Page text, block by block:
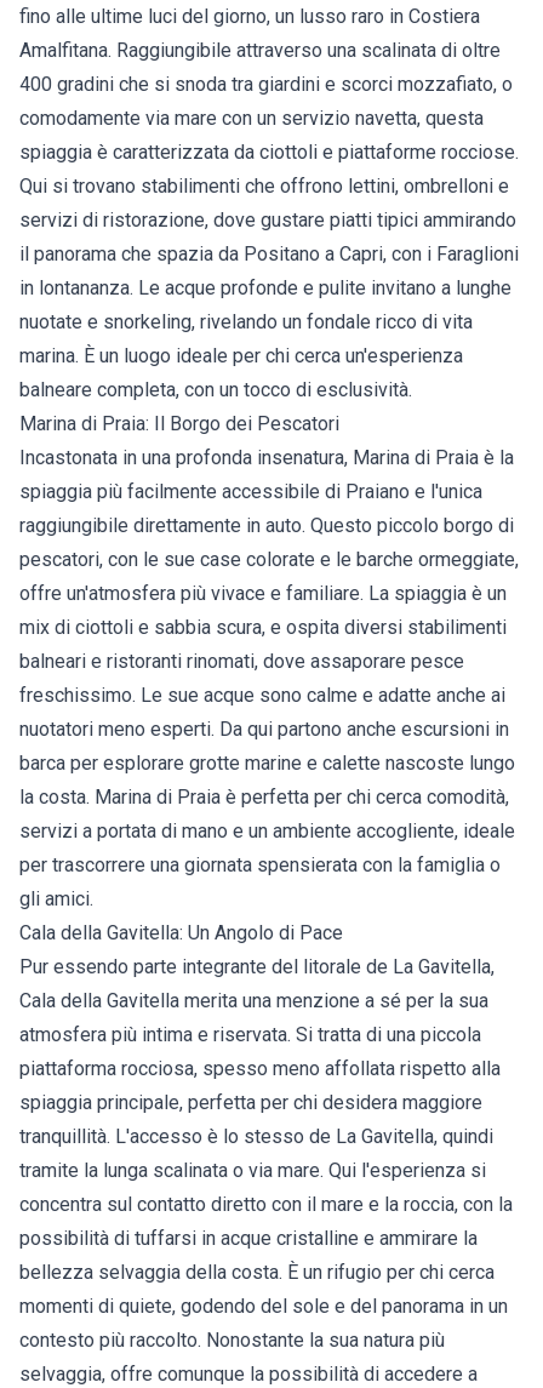
fino alle ultime luci del giorno, un lusso raro in Costiera
Amalfitana. Raggiungibile attraverso una scalinata di oltre
400 gradini che si snoda tra giardini e scorci mozzafiato, o
comodamente via mare con un servizio navetta, questa
spiaggia è caratterizzata da ciottoli e piattaforme rocciose.
Qui si trovano stabilimenti che offrono lettini, ombrelloni e
servizi di ristorazione, dove gustare piatti tipici ammirando
il panorama che spazia da Positano a Capri, con i Faraglioni
in lontananza. Le acque profonde e pulite invitano a lunghe
nuotate e snorkeling, rivelando un fondale ricco di vita
marina. È un luogo ideale per chi cerca un'esperienza
balneare completa, con un tocco di esclusività.
Marina di Praia: Il Borgo dei Pescatori
Incastonata in una profonda insenatura, Marina di Praia è la
spiaggia più facilmente accessibile di Praiano e l'unica
raggiungibile direttamente in auto. Questo piccolo borgo di
pescatori, con le sue case colorate e le barche ormeggiate,
offre un'atmosfera più vivace e familiare. La spiaggia è un
mix di ciottoli e sabbia scura, e ospita diversi stabilimenti
balneari e ristoranti rinomati, dove assaporare pesce
freschissimo. Le sue acque sono calme e adatte anche ai
nuotatori meno esperti. Da qui partono anche escursioni in
barca per esplorare grotte marine e calette nascoste lungo
la costa. Marina di Praia è perfetta per chi cerca comodità,
servizi a portata di mano e un ambiente accogliente, ideale
per trascorrere una giornata spensierata con la famiglia o
gli amici.
Cala della Gavitella: Un Angolo di Pace
Pur essendo parte integrante del litorale de La Gavitella,
Cala della Gavitella merita una menzione a sé per la sua
atmosfera più intima e riservata. Si tratta di una piccola
piattaforma rocciosa, spesso meno affollata rispetto alla
spiaggia principale, perfetta per chi desidera maggiore
tranquillità. L'accesso è lo stesso de La Gavitella, quindi
tramite la lunga scalinata o via mare. Qui l'esperienza si
concentra sul contatto diretto con il mare e la roccia, con la
possibilità di tuffarsi in acque cristalline e ammirare la
bellezza selvaggia della costa. È un rifugio per chi cerca
momenti di quiete, godendo del sole e del panorama in un
contesto più raccolto. Nonostante la sua natura più
selvaggia, offre comunque la possibilità di accedere a